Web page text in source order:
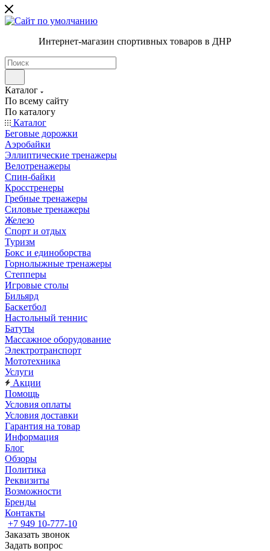
Интернет-магазин спортивных товаров в ДНР
Каталог
По всему сайту
По каталогу
Каталог
Беговые дорожки
Аэробайки
Эллиптические тренажеры
Велотренажеры
Спин-байки
Кросстренеры
Гребные тренажеры
Силовые тренажеры
Железо
Спорт и отдых
Туризм
Бокс и единоборства
Горнолыжные тренажеры
Степперы
Игровые столы
Бильярд
Баскетбол
Настольный теннис
Батуты
Массажное оборудование
Электротранспорт
Мототехника
Услуги
Акции
Помощь
Условия оплаты
Условия доставки
Гарантия на товар
Информация
Блог
Обзоры
Политика
Реквизиты
Возможности
Бренды
Контакты
+7 949 10-777-10
Заказать звонок
Задать вопрос